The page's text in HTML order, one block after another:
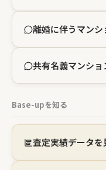
離婚に伴うマンシ
共有名義マンショ
Base-upを知る
査定実績データを